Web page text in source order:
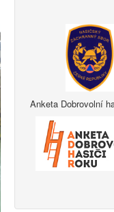
Anketa Dobrovolní